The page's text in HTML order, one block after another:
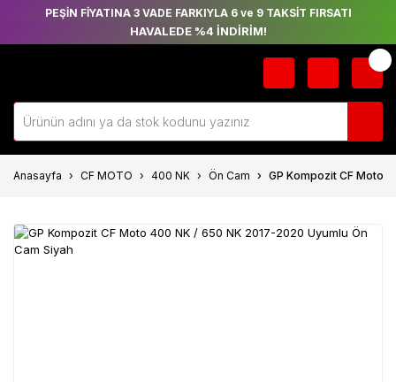
PEŞİN FİYATINA 3 VADE FARKIYLA 6 ve 9 TAKSİT FIRSATI
HAVALEDE %4 İNDİRİM!
Anasayfa CF MOTO 400 NK Ön Cam GP Kompozit CF Moto